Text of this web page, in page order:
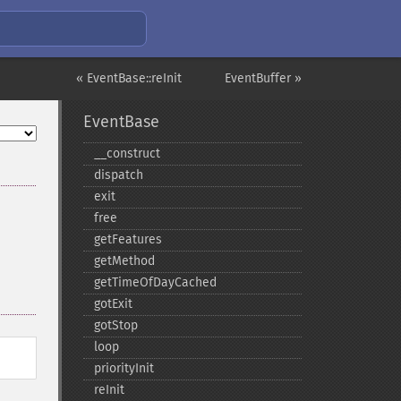
EventBuffer »
« EventBase::reInit
EventBase
_​_​construct
dispatch
exit
free
getFeatures
getMethod
getTimeOfDayCached
gotExit
gotStop
loop
priorityInit
reInit